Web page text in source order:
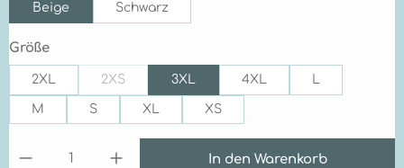
Beige Schwarz
Größeauswählen
2XL 2XS 3XL 4XL L
M S XL XS
Produkt Anzahl: Gib den gewünschten Wert
In den Warenkorb